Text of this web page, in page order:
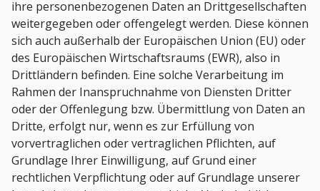
ihre personenbezogenen Daten an Drittgesellschaften
weitergegeben oder offengelegt werden. Diese können
sich auch außerhalb der Europäischen Union (EU) oder
des Europäischen Wirtschaftsraums (EWR), also in
Drittländern befinden. Eine solche Verarbeitung im
Rahmen der Inanspruchnahme von Diensten Dritter
oder der Offenlegung bzw. Übermittlung von Daten an
Dritte, erfolgt nur, wenn es zur Erfüllung von
vorvertraglichen oder vertraglichen Pflichten, auf
Grundlage Ihrer Einwilligung, auf Grund einer
rechtlichen Verpflichtung oder auf Grundlage unserer